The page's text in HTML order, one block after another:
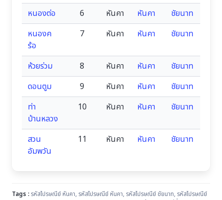
หนองต่อ 6 หันคา หันคา
ชัยนาท
หนองค
ร้อ
7 หันคา หันคา ชัยนาท
ห้วยร่วม 8 หันคา หันคา
ชัยนาท
ดอนตูม
9 หันคา หันคา
ชัยนาท
ท่า
บ้านหลวง
10 หันคา หันคา ชัยนาท
สวน
อัมพวัน
11 หันคา หันคา ชัยนาท
Tags : รหัสไปรษณีย์ หันคา, รหัสไปรษณีย์ หันคา, รหัสไปรษณีย์ ชัยนาท, รหัสไปรษณีย์